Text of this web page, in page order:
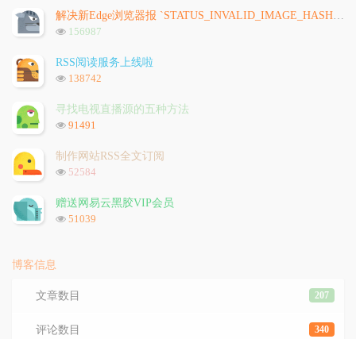
文
章
评
文
浏
次
数:
156987
RSS阅读服务上线啦
浏
次
数:
138742
寻找电视直播源的五种方法
浏
次
数:
91491
制作网站RSS全文订阅
浏
次
数:
52584
赠送网易云黑胶VIP会员
浏
51039
博客信息
207
文章数目
340
评论数目